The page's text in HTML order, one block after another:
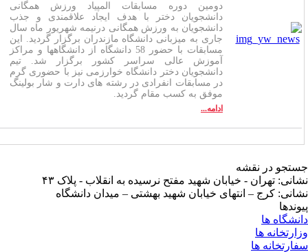
دومین دوره مسابقات المپیاد ورزش همگانی
دانشجویان دختر با هدف ایجاد علاقمندی و جذب
دانشجویان به ورزش همگانی درنیمه شهریور ماه سال
جاری به میزبانی دانشگاه مازندران برگزار گردید. این
مسابقات با حضور 58 دانشگاه از دانشگاهها و مراکز
آموزش عالی سراسر کشور برگزار شد. تیم
دانشجویان دختر دانشگاه خوارزمی نیز با حضوری گرم
در مسابقات انفرادی در رشته های دارت و شار بولینگ
موفق به کسب مقام گردید.
ادامه...
در نقشه
تهران - خیابان شهید مفتح نرسیده به انقلاب - پلاک ۴۳
کرج – انتهای خیابان شهید بهشتی – میدان دانشگاه
ها
ها
ها